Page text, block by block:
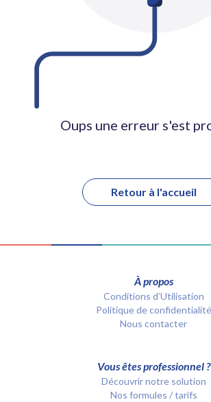
Oups une erreur s'est
Retour à l'accueil
À propos
Conditions d’Utilisation
Politique de confidentialité
Nous contacter
Vous êtes professionnel ?
Découvrir notre solution
Nos formules / tarifs